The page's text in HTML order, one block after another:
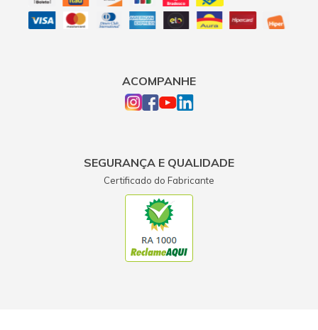
ACOMPANHE
SEGURANÇA E QUALIDADE
Certificado do Fabricante